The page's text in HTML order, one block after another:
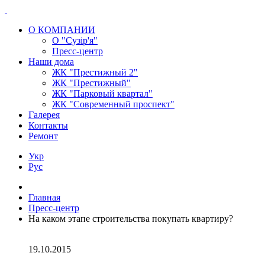
О КОМПАНИИ
О "Сузір'я"
Пресс-центр
Наши дома
ЖК "Престижный 2"
ЖК "Престижный"
ЖК "Парковый квартал"
ЖК "Современный проспект"
Галерея
Контакты
Ремонт
Укр
Рус
Главная
Пресс-центр
На каком этапе строительства покупать квартиру?
19.10.2015